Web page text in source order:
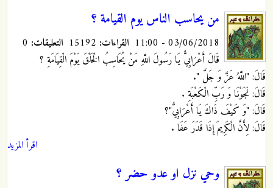
من يحاسب الناس يوم القيامة ؟
03/06/2018 - 11:00 القراءات: التعليقات:
قَالَ أَعْرَابِيٌّ يَا رَسُولَ اللَّهِ مَنْ يُحَاسِبُ الْخَلْقَ يَوْمَ الْقِيَامَةِ ؟
قَالَ: "اللَّهُ عَزَّ وَ جَلَّ ".
قَالَ: نَجَوْنَا وَ رَبِّ الْكَعْبَةِ .
قَالَ: "وَ كَيْفَ ذَاكَ يَا أَعْرَابِيُّ"؟
قَالَ: لِأَنَّ الْكَرِيمَ إِذَا قَدَرَ عَفَا .
اقرأ المزيد
وحي نزل او عدو حضر ؟